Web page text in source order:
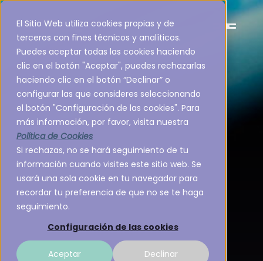
El Sitio Web utiliza cookies propias y de
terceros con fines técnicos y analíticos.
Puedes aceptar todas las cookies haciendo
clic en el botón "Aceptar", puedes rechazarlas
haciendo clic en el botón “Declinar” o
configurar las que consideres seleccionando
el botón "Configuración de las cookies". Para
más información, por favor, visita nuestra
Política de Cookies
Si rechazas, no se hará seguimiento de tu
información cuando visites este sitio web. Se
usará una sola cookie en tu navegador para
recordar tu preferencia de que no se te haga
seguimiento.
Configuración de las cookies
Aceptar Declinar